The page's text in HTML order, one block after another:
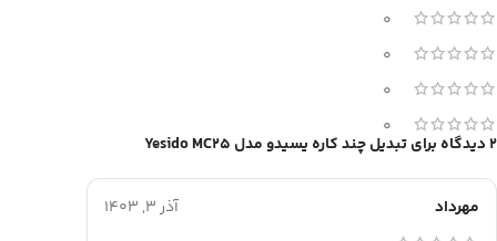
0
0
0
0
2 دیدگاه برای تبدیل چند کاره یسیدو مدل Yesido MC25
مهرداد آذر 3, 1403